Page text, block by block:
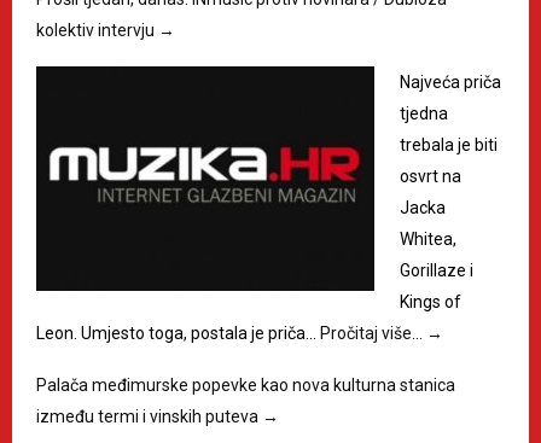
kolektiv intervju →
Najveća priča
tjedna
trebala je biti
osvrt na
Jacka
Whitea,
Gorillaze i
Kings of
Leon. Umjesto toga, postala je priča…
Pročitaj više… →
Palača međimurske popevke kao nova kulturna stanica
između termi i vinskih puteva →